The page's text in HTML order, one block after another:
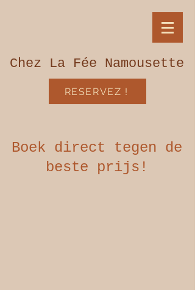
Chez La Fée Namousette
RESERVEZ !
Boek direct tegen de
beste prijs!